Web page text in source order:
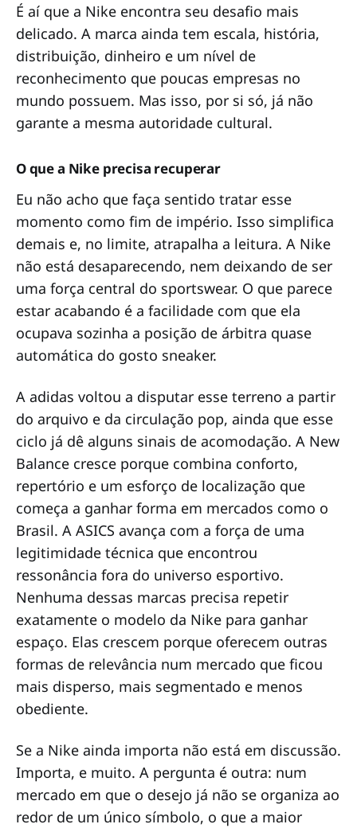
É aí que a Nike encontra seu desafio mais
delicado. A marca ainda tem escala, história,
distribuição, dinheiro e um nível de
reconhecimento que poucas empresas no
mundo possuem. Mas isso, por si só, já não
garante a mesma autoridade cultural.
O que a Nike precisa recuperar
Eu não acho que faça sentido tratar esse
momento como fim de império. Isso simplifica
demais e, no limite, atrapalha a leitura. A Nike
não está desaparecendo, nem deixando de ser
uma força central do sportswear. O que parece
estar acabando é a facilidade com que ela
ocupava sozinha a posição de árbitra quase
automática do gosto sneaker.
A adidas voltou a disputar esse terreno a partir
do arquivo e da circulação pop, ainda que esse
ciclo já dê alguns sinais de acomodação. A New
Balance cresce porque combina conforto,
repertório e um esforço de localização que
começa a ganhar forma em mercados como o
Brasil. A ASICS avança com a força de uma
legitimidade técnica que encontrou
ressonância fora do universo esportivo.
Nenhuma dessas marcas precisa repetir
exatamente o modelo da Nike para ganhar
espaço. Elas crescem porque oferecem outras
formas de relevância num mercado que ficou
mais disperso, mais segmentado e menos
obediente.
Se a Nike ainda importa não está em discussão.
Importa, e muito. A pergunta é outra: num
mercado em que o desejo já não se organiza ao
redor de um único símbolo, o que a maior